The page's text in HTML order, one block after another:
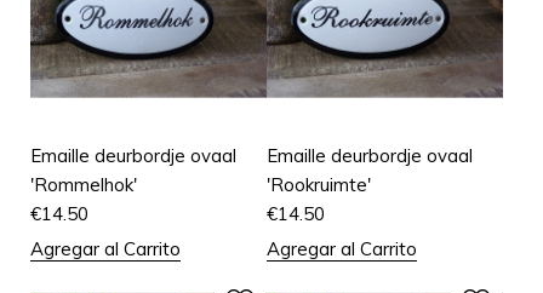
Emaille deurbordje ovaal
'Rommelhok'
€14.50
Agregar al Carrito
Emaille deurbordje ovaal
'Rookruimte'
€14.50
Agregar al Carrito